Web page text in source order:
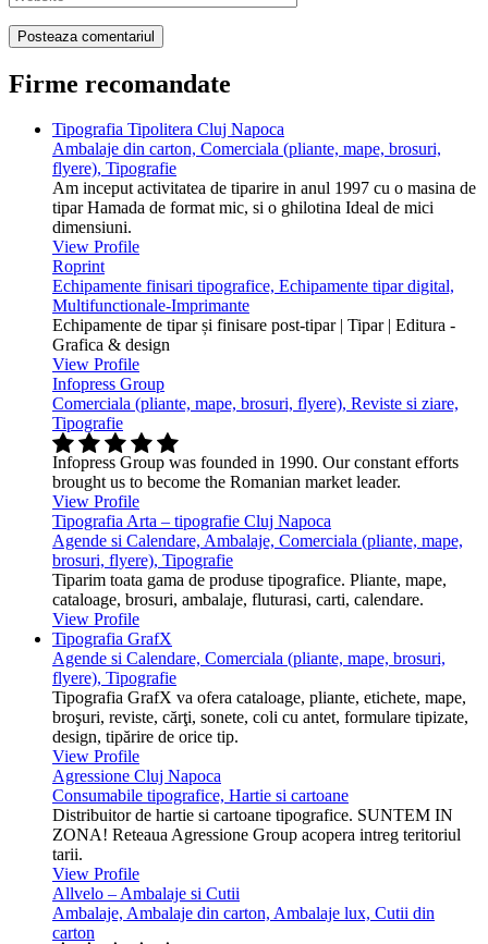
Firme recomandate
Tipografia Tipolitera Cluj Napoca
Ambalaje din carton, Comerciala (pliante, mape, brosuri,
flyere), Tipografie
Am inceput activitatea de tiparire in anul 1997 cu o masina de
tipar Hamada de format mic, si o ghilotina Ideal de mici
dimensiuni.
View Profile
Roprint
Echipamente finisari tipografice, Echipamente tipar digital,
Multifunctionale-Imprimante
Echipamente de tipar și finisare post-tipar | Tipar | Editura -
Grafica & design
View Profile
Infopress Group
Comerciala (pliante, mape, brosuri, flyere), Reviste si ziare,
Tipografie
Infopress Group was founded in 1990. Our constant efforts
brought us to become the Romanian market leader.
View Profile
Tipografia Arta – tipografie Cluj Napoca
Agende si Calendare, Ambalaje, Comerciala (pliante, mape,
brosuri, flyere), Tipografie
Tiparim toata gama de produse tipografice. Pliante, mape,
cataloage, brosuri, ambalaje, fluturasi, carti, calendare.
View Profile
Tipografia GrafX
Agende si Calendare, Comerciala (pliante, mape, brosuri,
flyere), Tipografie
Tipografia GrafX va ofera cataloage, pliante, etichete, mape,
broşuri, reviste, cărţi, sonete, coli cu antet, formulare tipizate,
design, tipărire de orice tip.
View Profile
Agressione Cluj Napoca
Consumabile tipografice, Hartie si cartoane
Distribuitor de hartie si cartoane tipografice. SUNTEM IN
ZONA! Reteaua Agressione Group acopera intreg teritoriul
tarii.
View Profile
Allvelo – Ambalaje si Cutii
Ambalaje, Ambalaje din carton, Ambalaje lux, Cutii din
carton